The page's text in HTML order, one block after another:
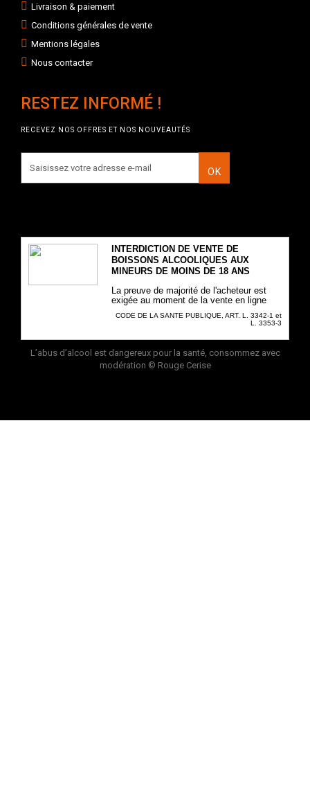
Livraison & paiement
Conditions générales de vente
Mentions légales
Nous contacter
RESTEZ INFORMÉ !
RECEVEZ NOS OFFRES ET NOS NOUVEAUTÉS
OK
INTERDICTION DE VENTE DE
BOISSONS ALCOOLIQUES AUX
MINEURS DE MOINS DE 18 ANS
La preuve de majorité de l'acheteur est
exigée au moment de la vente en ligne
CODE DE LA SANTE PUBLIQUE, ART. L. 3342-1 et
L. 3353-3
L’abus d’alcool est dangereux pour la santé, consommez avec
modération © Rouge Cerise